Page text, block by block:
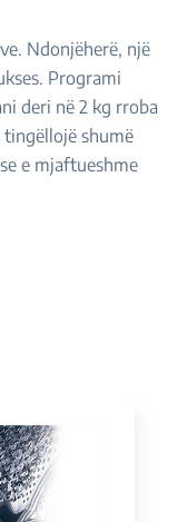
Ndonjëherë, një
Programi
deri në 2 kg rroba
tingëllojë shumë
e mjaftueshme